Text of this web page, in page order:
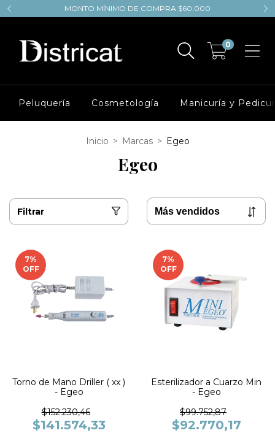
MONTO MÍNIMO DE COMPRA $60.000
0
Peluquería Cosmetología Manicuría y
Inicio > Marcas > Egeo
Egeo
Filtrar
7%
OFF
Torno de Mano Driller ( xx )
- Egeo
$152.230,46
$141.574,33
7%
OFF
Esterilizador a Cuarzo Min
- Egeo
$99.752,87
$92.770,17